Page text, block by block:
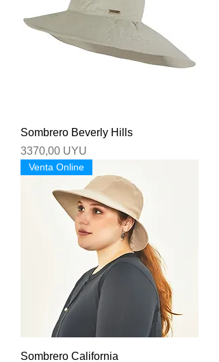
Sombrero Beverly Hills
Precio
3370,00 UYU
Venta Online
Sombrero California